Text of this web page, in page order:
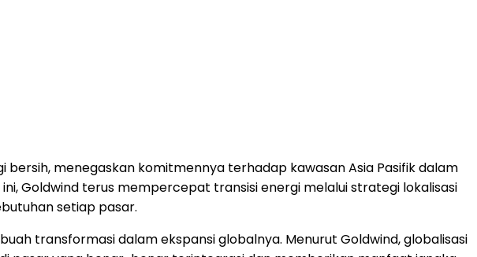
menegaskan komitmennya terhadap kawasan Asia Pasifik dalam
ini, Goldwind terus mempercepat transisi energi melalui strategi lokalisasi
setiap pasar.
transformasi dalam ekspansi globalnya. Menurut Goldwind, globalisasi